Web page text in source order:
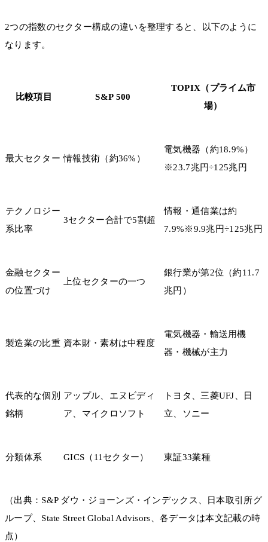
2つの指数のセクター構成の違いを整理すると、以下のように
なります。
比較項目 S&P 500
TOPIX（プライム市
場）
最大セクター 情報技術（約36%）
電気機器（約18.9%）
※23.7兆円÷125兆円
テクノロジー
系比率
3セクター合計で5割超
情報・通信業は約
7.9%※9.9兆円÷125兆円
金融セクター
の位置づけ
上位セクターの一つ
銀行業が第2位（約11.7
兆円）
製造業の比重 資本財・素材は中程度
電気機器・輸送用機
器・機械が主力
代表的な個別
銘柄
アップル、エヌビディ
ア、マイクロソフト
トヨタ、三菱UFJ、日
立、ソニー
分類体系 GICS（11セクター） 東証33業種
（出典：S&P ダウ・ジョーンズ・インデックス、日本取引所グ
ループ、State Street Global Advisors、各データは本文記載の時
点）